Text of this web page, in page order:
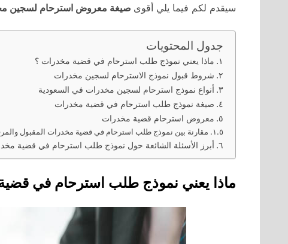
سيقدم لكم فيما يلي أقوى صيغة معروض استرحام لسجين
جدول المحتويات
ماذا يعني نموذج طلب استرحام في قضية مخدرات ؟
شروط قبول نموذج الاسترحام لسجين مخدرات
أنواع نموذج استرحام لسجين مخدرات في السعودية
صيغة نموذج طلب استرحام في قضية مخدرات
معروض استرحام قضية مخدرات
مقارنة بين نموذج طلب استرحام في قضية مخدرات المقبول
أبرز الأسئلة الشائعة حول نموذج طلب استرحام في قضية
ماذا يعني نموذج طلب استرحام في